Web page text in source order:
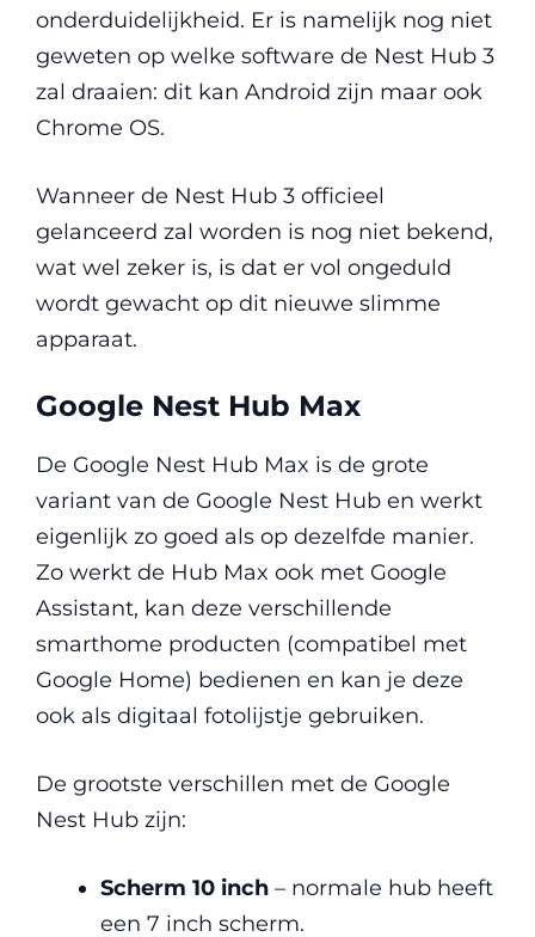
onderduidelijkheid. Er is namelijk nog niet
geweten op welke software de Nest Hub 3
zal draaien: dit kan Android zijn maar ook
Chrome OS.
Wanneer de Nest Hub 3 officieel
gelanceerd zal worden is nog niet bekend,
wat wel zeker is, is dat er vol ongeduld
wordt gewacht op dit nieuwe slimme
apparaat.
Google Nest Hub Max
De Google Nest Hub Max is de grote
variant van de Google Nest Hub en werkt
eigenlijk zo goed als op dezelfde manier.
Zo werkt de Hub Max ook met Google
Assistant, kan deze verschillende
smarthome producten (compatibel met
Google Home) bedienen en kan je deze
ook als digitaal fotolijstje gebruiken.
De grootste verschillen met de Google
Nest Hub zijn:
Scherm 10 inch – normale hub heeft
een 7 inch scherm.